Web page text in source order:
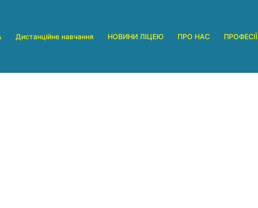
Дистанційне навчання НОВИНИ ЛІЦЕЮ ПРО НАС ПРОФЕСІЇ